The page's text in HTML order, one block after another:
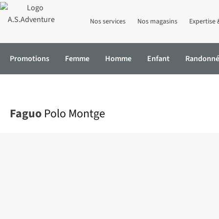
Nos services Nos magasins Expertise
Promotions Femme Homme Enfant
Faguo Polo Montge